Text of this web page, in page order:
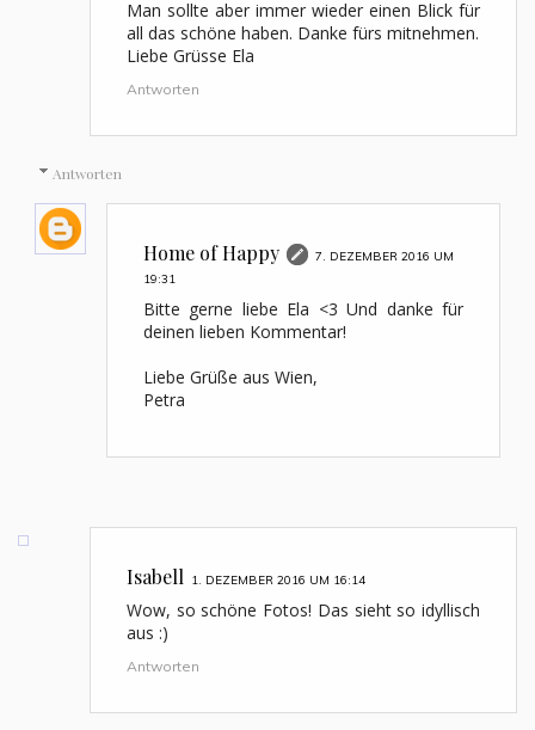
Man sollte aber immer wieder einen Blick für
all das schöne haben. Danke fürs mitnehmen.
Liebe Grüsse Ela
Antworten
Antworten
Home of Happy
7. DEZEMBER 2016 UM
19:31
Bitte gerne liebe Ela <3 Und danke für
deinen lieben Kommentar!
Liebe Grüße aus Wien,
Petra
Isabell 1. DEZEMBER 2016 UM 16:14
Wow, so schöne Fotos! Das sieht so idyllisch
aus :)
Antworten